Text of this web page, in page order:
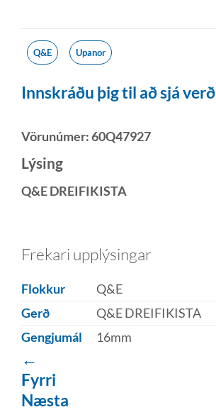
Q&E Upanor
Innskráðu þig til að sjá verð
Vörunúmer:60Q47927
Lýsing
Q&E DREIFIKISTA
Frekari upplýsingar
Flokkur
Q&E
Gerð
Q&E DREIFIKISTA
Gengjumál
16mm
←
Fyrri
Næsta